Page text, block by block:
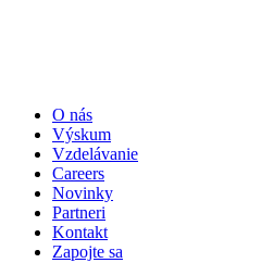
O nás
Výskum
Vzdelávanie
Careers
Novinky
Partneri
Kontakt
Zapojte sa